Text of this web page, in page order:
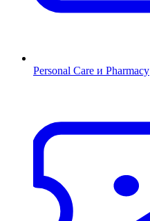
Personal Care и Pharmacy